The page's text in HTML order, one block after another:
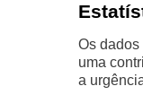
Os
uma
a